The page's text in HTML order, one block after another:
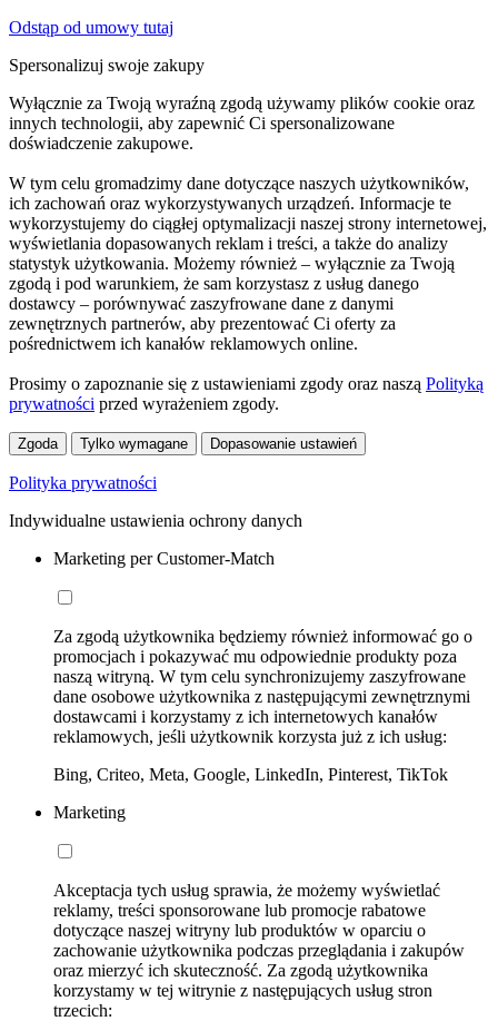
Odstąp od umowy tutaj
Spersonalizuj swoje zakupy
Wyłącznie za Twoją wyraźną zgodą używamy plików cookie oraz
innych technologii, aby zapewnić Ci spersonalizowane
doświadczenie zakupowe.
W tym celu gromadzimy dane dotyczące naszych użytkowników,
ich zachowań oraz wykorzystywanych urządzeń. Informacje te
wykorzystujemy do ciągłej optymalizacji naszej strony internetowej,
wyświetlania dopasowanych reklam i treści, a także do analizy
statystyk użytkowania. Możemy również – wyłącznie za Twoją
zgodą i pod warunkiem, że sam korzystasz z usług danego
dostawcy – porównywać zaszyfrowane dane z danymi
zewnętrznych partnerów, aby prezentować Ci oferty za
pośrednictwem ich kanałów reklamowych online.
Prosimy o zapoznanie się z ustawieniami zgody oraz naszą Polityką
prywatności przed wyrażeniem zgody.
Zgoda Tylko wymagane Dopasowanie ustawień
Polityka prywatności
Indywidualne ustawienia ochrony danych
Marketing per Customer-Match
Za zgodą użytkownika będziemy również informować go o
promocjach i pokazywać mu odpowiednie produkty poza
naszą witryną. W tym celu synchronizujemy zaszyfrowane
dane osobowe użytkownika z następującymi zewnętrznymi
dostawcami i korzystamy z ich internetowych kanałów
reklamowych, jeśli użytkownik korzysta już z ich usług:
Bing, Criteo, Meta, Google, LinkedIn, Pinterest, TikTok
Marketing
Akceptacja tych usług sprawia, że możemy wyświetlać
reklamy, treści sponsorowane lub promocje rabatowe
dotyczące naszej witryny lub produktów w oparciu o
zachowanie użytkownika podczas przeglądania i zakupów
oraz mierzyć ich skuteczność. Za zgodą użytkownika
korzystamy w tej witrynie z następujących usług stron
trzecich: